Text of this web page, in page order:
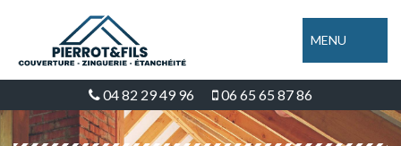
MENU
04 82 29 49 96 06 65 65 87 86